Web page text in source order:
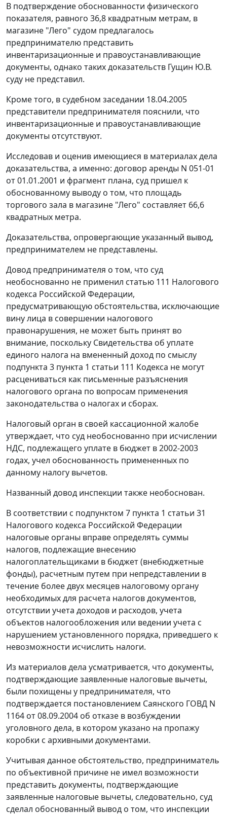
В подтверждение обоснованности физического
показателя, равного 36,8 квадратным метрам, в
магазине "Лего" судом предлагалось
предпринимателю представить
инвентаризационные и правоустанавливающие
документы, однако таких доказательств Гущин Ю.В.
суду не представил.
Кроме того, в судебном заседании 18.04.2005
представители предпринимателя пояснили, что
инвентаризационные и правоустанавливающие
документы отсутствуют.
Исследовав и оценив имеющиеся в материалах дела
доказательства, а именно: договор аренды N 051-01
от 01.01.2001 и фрагмент плана, суд пришел к
обоснованному выводу о том, что площадь
торгового зала в магазине "Лего" составляет 66,6
квадратных метра.
Доказательства, опровергающие указанный вывод,
предпринимателем не представлены.
Довод предпринимателя о том, что суд
необоснованно не применил статью 111 Налогового
кодекса Российской Федерации,
предусматривающую обстоятельства, исключающие
вину лица в совершении налогового
правонарушения, не может быть принят во
внимание, поскольку Свидетельства об уплате
единого налога на вмененный доход по смыслу
подпункта 3 пункта 1 статьи 111 Кодекса не могут
расцениваться как письменные разъяснения
налогового органа по вопросам применения
законодательства о налогах и сборах.
Налоговый орган в своей кассационной жалобе
утверждает, что суд необоснованно при исчислении
НДС, подлежащего уплате в бюджет в 2002-2003
годах, учел обоснованность примененных по
данному налогу вычетов.
Названный довод инспекции также необоснован.
В соответствии с подпунктом 7 пункта 1 статьи 31
Налогового кодекса Российской Федерации
налоговые органы вправе определять суммы
налогов, подлежащие внесению
налогоплательщиками в бюджет (внебюджетные
фонды), расчетным путем при непредставлении в
течение более двух месяцев налоговому органу
необходимых для расчета налогов документов,
отсутствии учета доходов и расходов, учета
объектов налогообложения или ведении учета с
нарушением установленного порядка, приведшего к
невозможности исчислить налоги.
Из материалов дела усматривается, что документы,
подтверждающие заявленные налоговые вычеты,
были похищены у предпринимателя, что
подтверждается постановлением Саянского ГОВД N
1164 от 08.09.2004 об отказе в возбуждении
уголовного дела, в котором указано на пропажу
коробки с архивными документами.
Учитывая данное обстоятельство, предприниматель
по объективной причине не имел возможности
представить документы, подтверждающие
заявленные налоговые вычеты, следовательно, суд
сделал обоснованный вывод о том, что инспекции